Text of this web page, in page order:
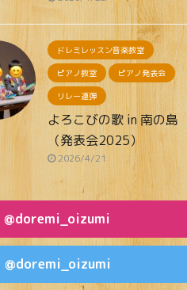
ドレミレッスン音楽教室
ピアノ教室 ピアノ発表会
リレー連弾
よろこびの歌 in 南の島
（発表会2025）
2026/4/21
@doremi_oizumi
@doremi_oizumi